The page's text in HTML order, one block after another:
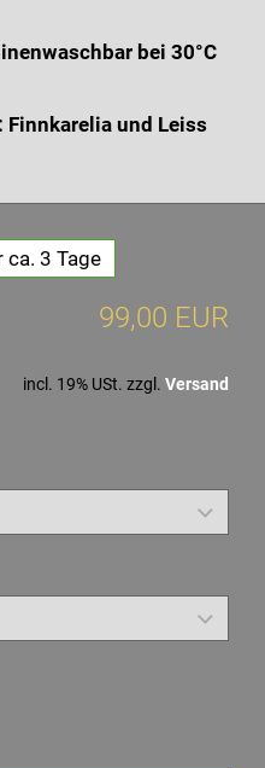
bei 30°C
Finnkarelia und Leiss
3 Tage
99,00 EUR
incl. 19% USt. zzgl. Versand